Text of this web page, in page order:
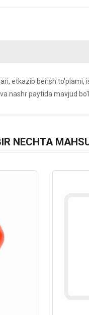
etkazib berish
nashr paytida mavjud
NECHTA